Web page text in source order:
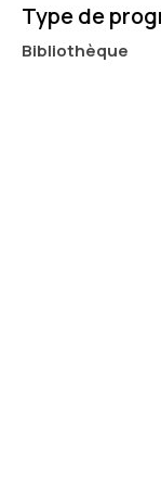
Type de
Bibliothèque